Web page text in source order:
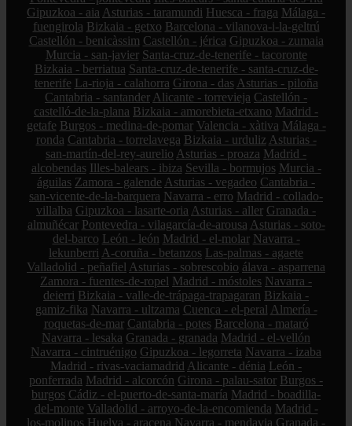
Gipuzkoa - aia Asturias - taramundi Huesca - fraga Málaga -
fuengirola Bizkaia - getxo Barcelona - vilanova-i-la-geltrú
Castellón - benicàssim Castellón - jérica Gipuzkoa - zumaia
Murcia - san-javier Santa-cruz-de-tenerife - tacoronte
Bizkaia - berriatua Santa-cruz-de-tenerife - santa-cruz-de-
tenerife La-rioja - calahorra Girona - das Asturias - piloña
Cantabria - santander Alicante - torrevieja Castellón -
castelló-de-la-plana Bizkaia - amorebieta-etxano Madrid -
getafe Burgos - medina-de-pomar Valencia - xàtiva Málaga -
ronda Cantabria - torrelavega Bizkaia - urduliz Asturias -
san-martín-del-rey-aurelio Asturias - proaza Madrid -
alcobendas Illes-balears - ibiza Sevilla - bormujos Murcia -
águilas Zamora - galende Asturias - vegadeo Cantabria -
san-vicente-de-la-barquera Navarra - erro Madrid - collado-
villalba Gipuzkoa - lasarte-oria Asturias - aller Granada -
almuñécar Pontevedra - vilagarcía-de-arousa Asturias - soto-
del-barco León - león Madrid - el-molar Navarra -
lekunberri A-coruña - betanzos Las-palmas - agaete
Valladolid - peñafiel Asturias - sobrescobio álava - asparrena
Zamora - fuentes-de-ropel Madrid - móstoles Navarra -
deierri Bizkaia - valle-de-trápaga-trapagaran Bizkaia -
gamiz-fika Navarra - ultzama Cuenca - el-peral Almería -
roquetas-de-mar Cantabria - potes Barcelona - mataró
Navarra - lesaka Granada - granada Madrid - el-vellón
Navarra - cintruénigo Gipuzkoa - legorreta Navarra - izaba
Madrid - rivas-vaciamadrid Alicante - dénia León -
ponferrada Madrid - alcorcón Girona - palau-sator Burgos -
burgos Cádiz - el-puerto-de-santa-maría Madrid - boadilla-
del-monte Valladolid - arroyo-de-la-encomienda Madrid -
los-molinos Huelva - aracena Navarra - mendavia Granada -